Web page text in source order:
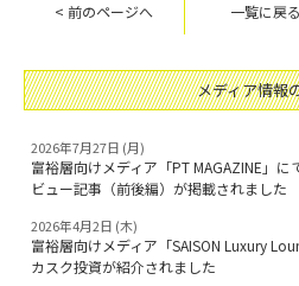
< 前のページへ 一覧に戻る
メディア情報
2026年7月27日 (月)
富裕層向けメディア「PT MAGAZINE」
ビュー記事（前後編）が掲載されました
2026年4月2日 (木)
富裕層向けメディア「SAISON Luxury
カスク投資が紹介されました